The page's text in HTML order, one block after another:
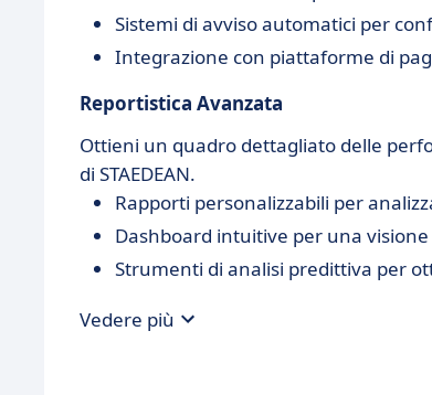
Sistemi di avviso automatici per
Integrazione con piattaforme di
Reportistica Avanzata
Ottieni un quadro dettagliato delle
di STAEDEAN.
Rapporti personalizzabili per
Dashboard intuitive per una
Strumenti di analisi predittiva per
Vedere più